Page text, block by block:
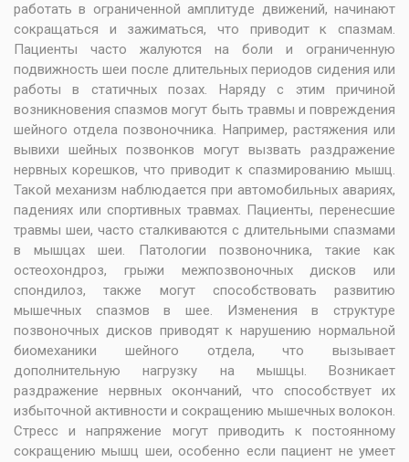
работать в ограниченной амплитуде движений, начинают
сокращаться и зажиматься, что приводит к спазмам.
Пациенты часто жалуются на боли и ограниченную
подвижность шеи после длительных периодов сидения или
работы в статичных позах. Наряду с этим причиной
возникновения спазмов могут быть травмы и повреждения
шейного отдела позвоночника. Например, растяжения или
вывихи шейных позвонков могут вызвать раздражение
нервных корешков, что приводит к спазмированию мышц.
Такой механизм наблюдается при автомобильных авариях,
падениях или спортивных травмах. Пациенты, перенесшие
травмы шеи, часто сталкиваются с длительными спазмами
в мышцах шеи. Патологии позвоночника, такие как
остеохондроз, грыжи межпозвоночных дисков или
спондилоз, также могут способствовать развитию
мышечных спазмов в шее. Изменения в структуре
позвоночных дисков приводят к нарушению нормальной
биомеханики шейного отдела, что вызывает
дополнительную нагрузку на мышцы. Возникает
раздражение нервных окончаний, что способствует их
избыточной активности и сокращению мышечных волокон.
Стресс и напряжение могут приводить к постоянному
сокращению мышц шеи, особенно если пациент не умеет